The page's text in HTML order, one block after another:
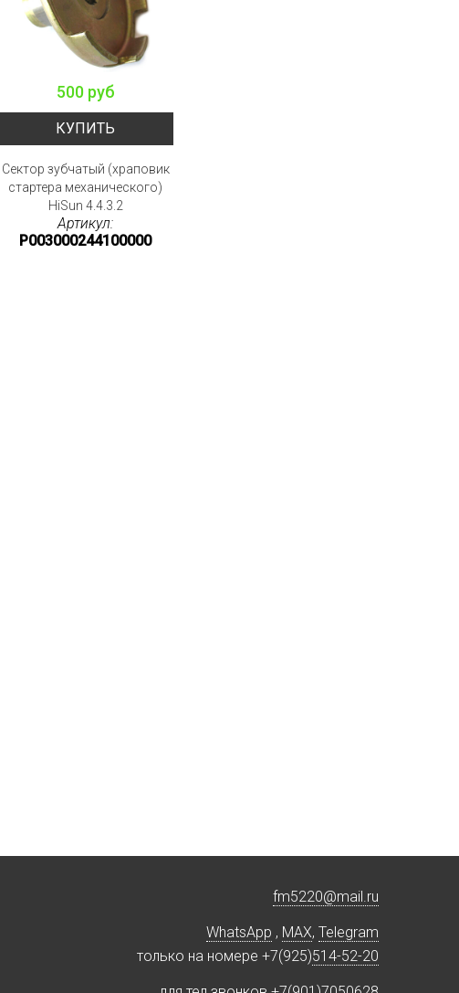
500 руб
КУПИТЬ
Сектор зубчатый (храповик
стартера механического)
HiSun 4.4.3.2
Артикул:
P003000244100000
fm5220@mail.ru
WhatsApp , MAX, Telegram
только на номере +7(925)514-52-20